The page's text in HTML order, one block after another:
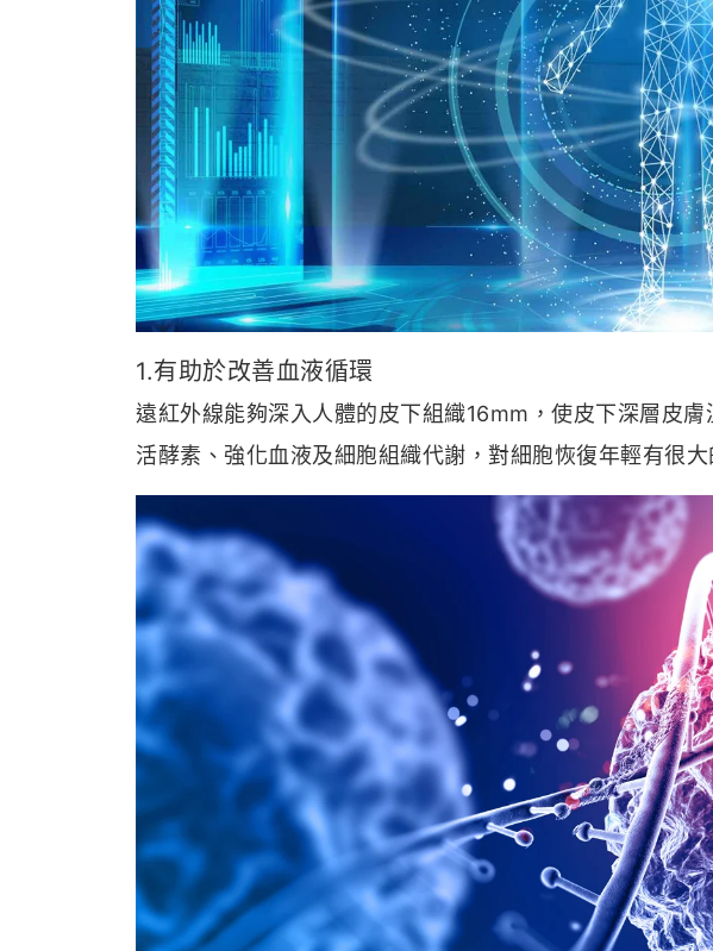
1.有助於改善血液循環
遠紅外線能夠深入人體的皮下組織16mm，使皮下深層皮
活酵素、強化血液及細胞組織代謝，對細胞恢復年輕有很大